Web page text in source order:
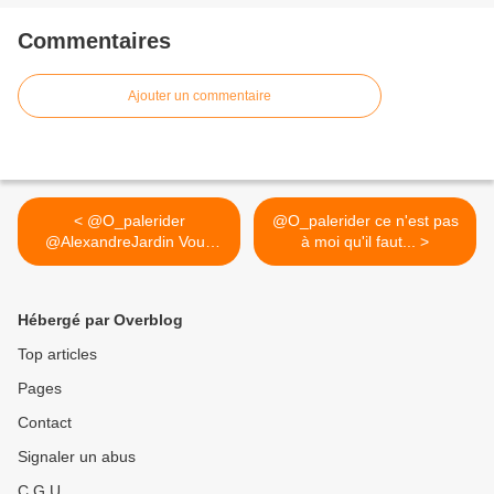
Commentaires
Ajouter un commentaire
< @O_palerider
@AlexandreJardin Vous
divisez le...
@O_palerider ce n'est pas
à moi qu'il faut... >
Hébergé par Overblog
Top articles
Pages
Contact
Signaler un abus